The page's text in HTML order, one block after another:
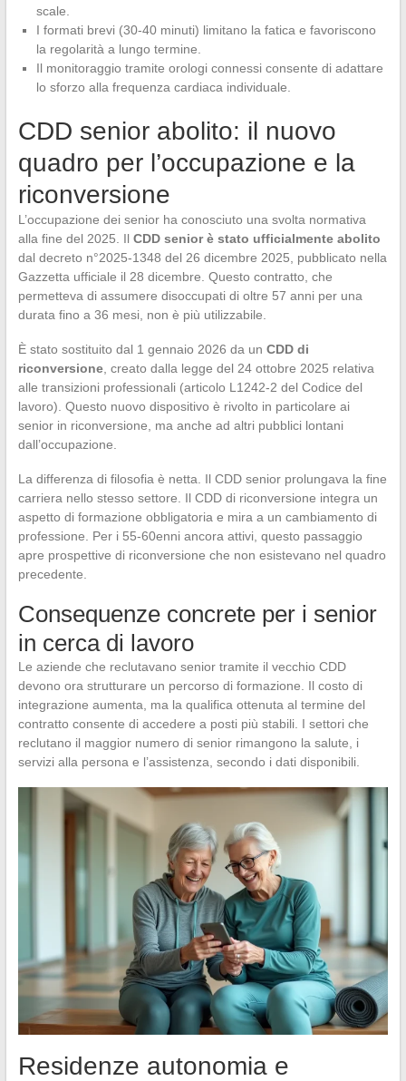
scale.
I formati brevi (30-40 minuti) limitano la fatica e favoriscono
la regolarità a lungo termine.
Il monitoraggio tramite orologi connessi consente di adattare
lo sforzo alla frequenza cardiaca individuale.
CDD senior abolito: il nuovo
quadro per l’occupazione e la
riconversione
L’occupazione dei senior ha conosciuto una svolta normativa
alla fine del 2025. Il CDD senior è stato ufficialmente abolito
dal decreto n°2025-1348 del 26 dicembre 2025, pubblicato nella
Gazzetta ufficiale il 28 dicembre. Questo contratto, che
permetteva di assumere disoccupati di oltre 57 anni per una
durata fino a 36 mesi, non è più utilizzabile.
È stato sostituito dal 1 gennaio 2026 da un CDD di
riconversione, creato dalla legge del 24 ottobre 2025 relativa
alle transizioni professionali (articolo L1242-2 del Codice del
lavoro). Questo nuovo dispositivo è rivolto in particolare ai
senior in riconversione, ma anche ad altri pubblici lontani
dall’occupazione.
La differenza di filosofia è netta. Il CDD senior prolungava la fine
carriera nello stesso settore. Il CDD di riconversione integra un
aspetto di formazione obbligatoria e mira a un cambiamento di
professione. Per i 55-60enni ancora attivi, questo passaggio
apre prospettive di riconversione che non esistevano nel quadro
precedente.
Consequenze concrete per i senior
in cerca di lavoro
Le aziende che reclutavano senior tramite il vecchio CDD
devono ora strutturare un percorso di formazione. Il costo di
integrazione aumenta, ma la qualifica ottenuta al termine del
contratto consente di accedere a posti più stabili. I settori che
reclutano il maggior numero di senior rimangono la salute, i
servizi alla persona e l’assistenza, secondo i dati disponibili.
Residenze autonomia e